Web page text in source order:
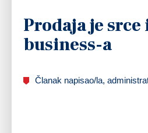
Prodaja je srce
business-a
Članak napisao/la,